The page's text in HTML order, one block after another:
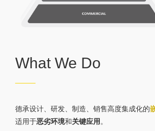
What We Do
——
德承设计、研发、制造、销售高度集成化的
适用于恶劣环境和关键应用 。